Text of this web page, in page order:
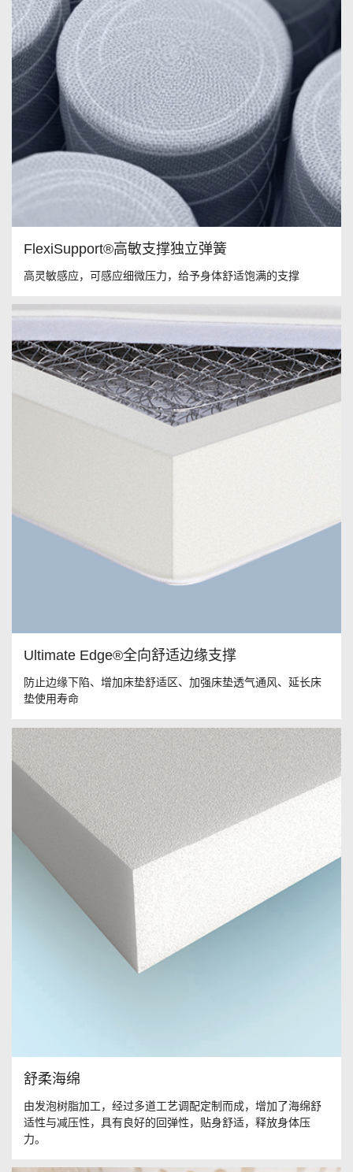
FlexiSupport®高敏支撑独立弹簧
高灵敏感应，可感应细微压力，给予身体舒适饱满的支撑
Ultimate Edge®全向舒适边缘支撑
防止边缘下陷、增加床垫舒适区、加强床垫透气通风、延长床
垫使用寿命
舒柔海绵
由发泡树脂加工，经过多道工艺调配定制而成，增加了海绵舒
适性与减压性，具有良好的回弹性，贴身舒适，释放身体压
力。